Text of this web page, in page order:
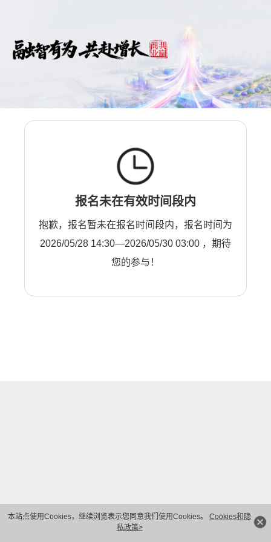
本站点使用Cookies，继续浏览表示您同意我们使用Cookies。 Cookies和隐
私政策>
报名未在有效时间段内
抱歉，报名暂未在报名时间段内，报名时间为
2026/05/28 14:30—2026/05/30 03:00 ，期待
您的参与！